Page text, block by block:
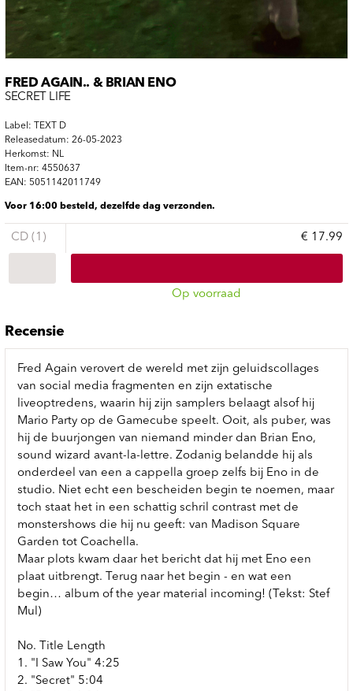
FRED AGAIN.. & BRIAN ENO
SECRET LIFE
Label: TEXT D
Releasedatum: 26-05-2023
Herkomst: NL
Item-nr: 4550637
EAN: 5051142011749
Voor 16:00 besteld, dezelfde dag verzonden.
CD (1) € 17.99
Op voorraad
Recensie
Fred Again verovert de wereld met zijn geluidscollages
van social media fragmenten en zijn extatische
liveoptredens, waarin hij zijn samplers belaagt alsof hij
Mario Party op de Gamecube speelt. Ooit, als puber, was
hij de buurjongen van niemand minder dan Brian Eno,
sound wizard avant-la-lettre. Zodanig belandde hij als
onderdeel van een a cappella groep zelfs bij Eno in de
studio. Niet echt een bescheiden begin te noemen, maar
toch staat het in een schattig schril contrast met de
monstershows die hij nu geeft: van Madison Square
Garden tot Coachella.
Maar plots kwam daar het bericht dat hij met Eno een
plaat uitbrengt. Terug naar het begin - en wat een
begin… album of the year material incoming! (Tekst: Stef
Mul)
No. Title Length
1. "I Saw You" 4:25
2. "Secret" 5:04